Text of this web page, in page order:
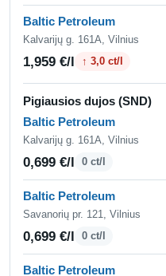
Baltic Petroleum
Kalvarijų g. 161A, Vilnius
1,959 €/l ↑ 3,0 ct/l
Pigiausios dujos (SND)
Baltic Petroleum
Kalvarijų g. 161A, Vilnius
0,699 €/l 0 ct/l
Baltic Petroleum
Savanorių pr. 121, Vilnius
0,699 €/l 0 ct/l
Baltic Petroleum